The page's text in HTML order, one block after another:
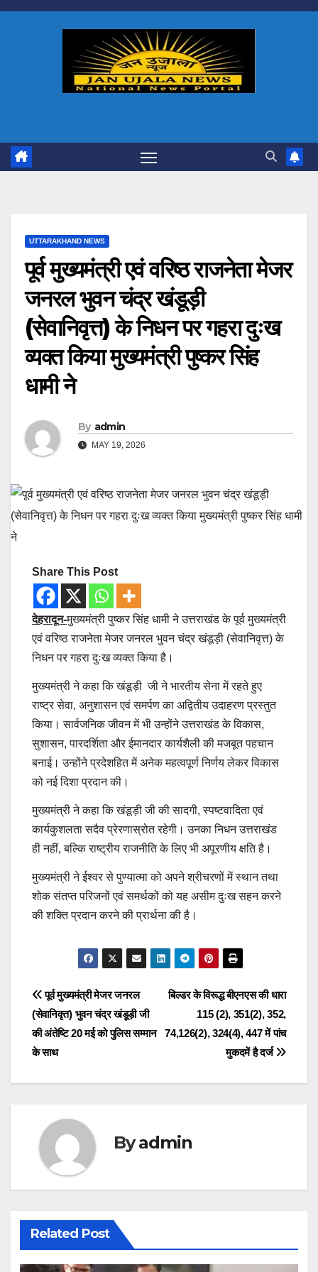
Skip
UTTARAKHAND NEWS
पूर्व मुख्यमंत्री एवं वरिष्ठ राजनेता मेजर
जनरल भुवन चंद्र खंडूड़ी
(सेवानिवृत्त) के निधन पर गहरा दुःख
व्यक्त किया मुख्यमंत्री पुष्कर सिंह
धामी ने
By admin
MAY 19, 2026
Share This Post
देहरादून-मुख्यमंत्री पुष्कर सिंह धामी ने उत्तराखंड के पूर्व मुख्यमंत्री
एवं वरिष्ठ राजनेता मेजर जनरल भुवन चंद्र खंडूड़ी (सेवानिवृत्त) के
निधन पर गहरा दुःख व्यक्त किया है।
मुख्यमंत्री ने कहा कि खंडूड़ी जी ने भारतीय सेना में रहते हुए
राष्ट्र सेवा, अनुशासन एवं समर्पण का अद्वितीय उदाहरण प्रस्तुत
किया। सार्वजनिक जीवन में भी उन्होंने उत्तराखंड के विकास,
सुशासन, पारदर्शिता और ईमानदार कार्यशैली की मजबूत पहचान
बनाई। उन्होंने प्रदेशहित में अनेक महत्वपूर्ण निर्णय लेकर विकास
को नई दिशा प्रदान की।
मुख्यमंत्री ने कहा कि खंडूड़ी जी की सादगी, स्पष्टवादिता एवं
कार्यकुशलता सदैव प्रेरणास्रोत रहेगी। उनका निधन उत्तराखंड
ही नहीं, बल्कि राष्ट्रीय राजनीति के लिए भी अपूरणीय क्षति है।
मुख्यमंत्री ने ईश्वर से पुण्यात्मा को अपने श्रीचरणों में स्थान तथा
शोक संतप्त परिजनों एवं समर्थकों को यह असीम दुःख सहन करने
की शक्ति प्रदान करने की प्रार्थना की है।
Post
navigation
Post
navigation
बिल्डर के विरूद्ध बीएनएस की धारा
115 (2), 351(2), 352,
74,126(2), 324(4), 447 में पांच
मुकदमें है दर्ज
पूर्व मुख्यमंत्री मेजर जनरल
(सेवानिवृत्त) भुवन चंद्र खंडूड़ी जी
की अंतेष्टि 20 मई को पुलिस सम्मान
के साथ
Byadmin
Related Post